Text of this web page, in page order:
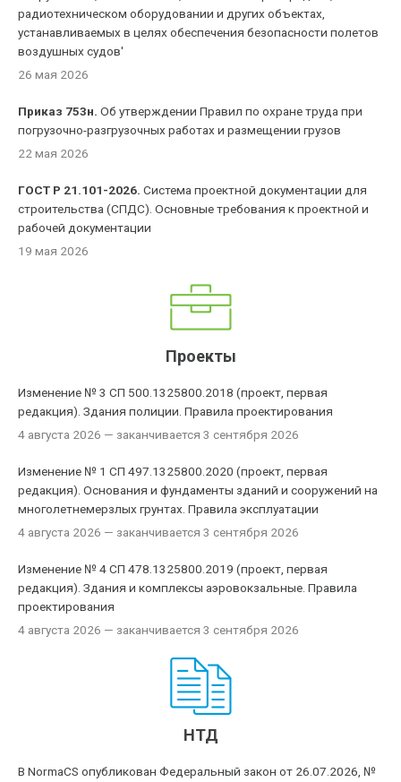
радиотехническом оборудовании и других объектах,
устанавливаемых в целях обеспечения безопасности полетов
воздушных судов'
26 мая 2026
Приказ 753н. Об утверждении Правил по охране труда при
погрузочно-разгрузочных работах и размещении грузов
22 мая 2026
ГОСТ Р 21.101-2026. Система проектной документации для
строительства (СПДС). Основные требования к проектной и
рабочей документации
19 мая 2026
Проекты
Изменение № 3 СП 500.1325800.2018 (проект, первая
редакция). Здания полиции. Правила проектирования
4 августа 2026 — заканчивается 3 сентября 2026
Изменение № 1 СП 497.1325800.2020 (проект, первая
редакция). Основания и фундаменты зданий и сооружений на
многолетнемерзлых грунтах. Правила эксплуатации
4 августа 2026 — заканчивается 3 сентября 2026
Изменение № 4 СП 478.1325800.2019 (проект, первая
редакция). Здания и комплексы аэровокзальные. Правила
проектирования
4 августа 2026 — заканчивается 3 сентября 2026
НТД
В NormaCS опубликован Федеральный закон от 26.07.2026, №